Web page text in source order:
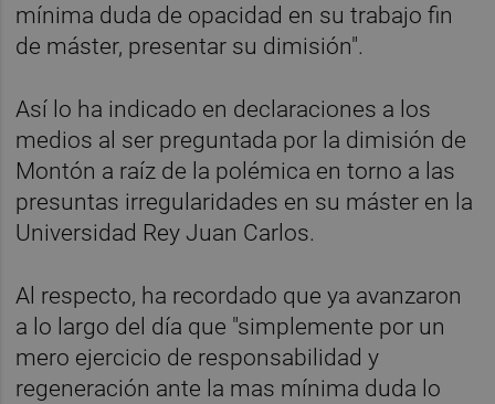
mínima duda de opacidad en su trabajo fin
de máster, presentar su dimisión".
Así lo ha indicado en declaraciones a los
medios al ser preguntada por la dimisión de
Montón a raíz de la polémica en torno a las
presuntas irregularidades en su máster en la
Universidad Rey Juan Carlos.
Al respecto, ha recordado que ya avanzaron
a lo largo del día que "simplemente por un
mero ejercicio de responsabilidad y
regeneración ante la mas mínima duda lo